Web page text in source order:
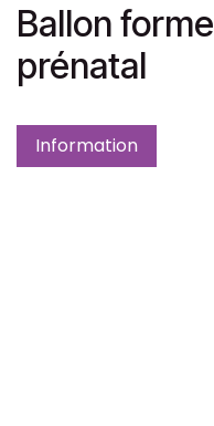
Ballon forme
prénatal
Information